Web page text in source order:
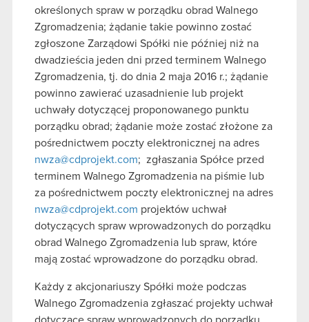
określonych spraw w porządku obrad Walnego
Zgromadzenia; żądanie takie powinno zostać
zgłoszone Zarządowi Spółki nie później niż na
dwadzieścia jeden dni przed terminem Walnego
Zgromadzenia, tj. do dnia 2 maja 2016 r.; żądanie
powinno zawierać uzasadnienie lub projekt
uchwały dotyczącej proponowanego punktu
porządku obrad; żądanie może zostać złożone za
pośrednictwem poczty elektronicznej na adres
nwza@cdprojekt.com; zgłaszania Spółce przed
terminem Walnego Zgromadzenia na piśmie lub
za pośrednictwem poczty elektronicznej na adres
nwza@cdprojekt.com projektów uchwał
dotyczących spraw wprowadzonych do porządku
obrad Walnego Zgromadzenia lub spraw, które
mają zostać wprowadzone do porządku obrad.
Każdy z akcjonariuszy Spółki może podczas
Walnego Zgromadzenia zgłaszać projekty uchwał
dotyczące spraw wprowadzonych do porządku